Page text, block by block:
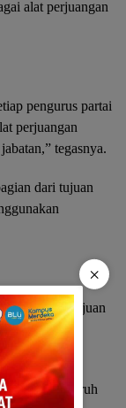
alat perjuangan
pengurus partai
perjuangan
tegasnya.
dari tujuan
itu adalah tujuan
bagi seluruh
×